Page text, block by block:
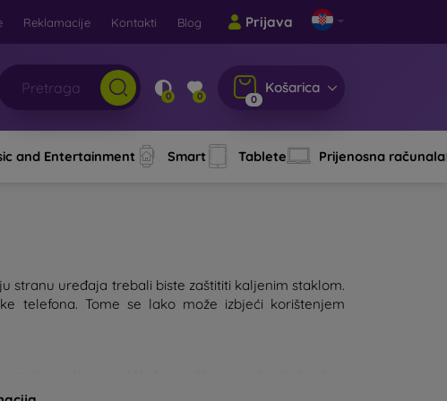
Reklamacije Kontakti Blog Prijava
0 0 0
Košarica
and Entertainment Smart Tablete Prijenosna računala
stranu uređaja trebali biste zaštititi kaljenim staklom.
telefona. Tome se lako može izbjeći korištenjem
to će bolje štititi uređaj. Na tržištu postoji više